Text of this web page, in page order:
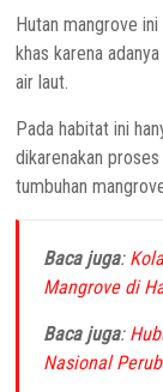
Hutan mangrove
khas karena
air laut.
Pada habitat ini
dikarenakan
tumbuhan
Baca juga:
Mangrove di
Baca juga:
Nasional